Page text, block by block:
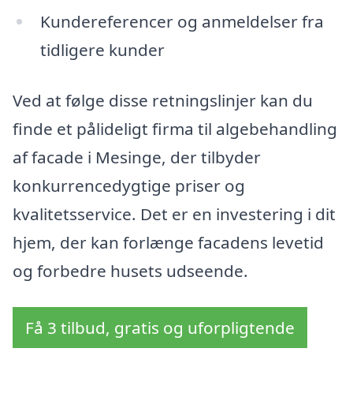
Kundereferencer og anmeldelser fra
tidligere kunder
Ved at følge disse retningslinjer kan du
finde et pålideligt firma til algebehandling
af facade i Mesinge, der tilbyder
konkurrencedygtige priser og
kvalitetsservice. Det er en investering i dit
hjem, der kan forlænge facadens levetid
og forbedre husets udseende.
Få 3 tilbud, gratis og uforpligtende